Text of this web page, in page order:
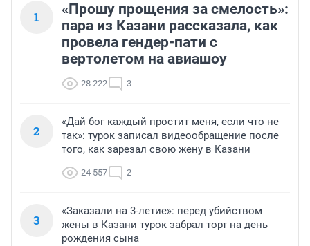
1
«Прошу прощения за смелость»:
пара из Казани рассказала, как
провела гендер-пати с
вертолетом на авиашоу
28 222 3
2
«Дай бог каждый простит меня, если что не
так»: турок записал видеообращение после
того, как зарезал свою жену в Казани
24 557 2
3
«Заказали на 3-летие»: перед убийством
жены в Казани турок забрал торт на день
рождения сына